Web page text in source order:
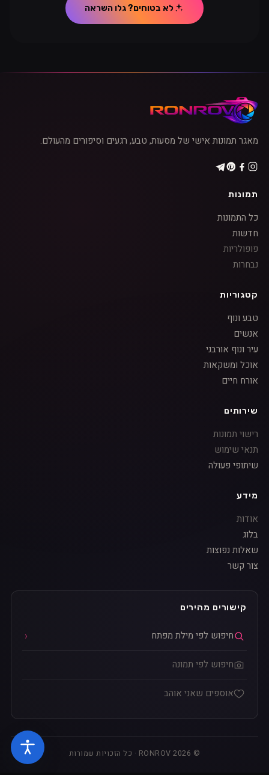
לא בטוחים? גלו השראה
מאגר תמונות אישי של מסעות, טבע, רגעים וסיפורים מהעולם.
תמונות
כל התמונות
חדשות
פופולריות
נבחרות
קטגוריות
טבע ונוף
אנשים
עיר ונוף אורבני
אוכל ומשקאות
אורח חיים
שירותים
רישוי תמונות
תנאי שימוש
שיתופי פעולה
מידע
אודות
בלוג
שאלות נפוצות
צור קשר
קישורים מהירים
חיפוש לפי מילת מפתח
חיפוש לפי תמונה
אוספים שאני אוהב
© 2026 RONROV · כל הזכויות שמורות